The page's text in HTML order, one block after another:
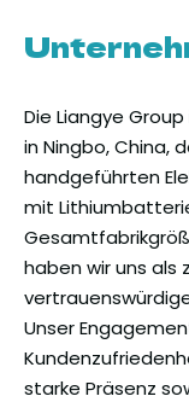
Die Liangye
in Ningbo, China,
handgeführten
mit
haben wir uns als
Unser
starke Präsenz